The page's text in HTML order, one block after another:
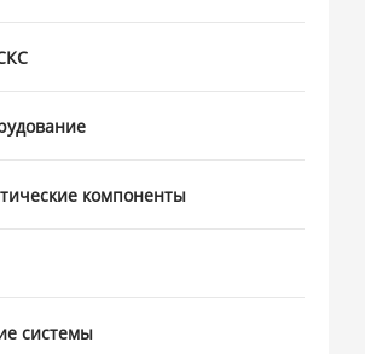
компоненты
системы